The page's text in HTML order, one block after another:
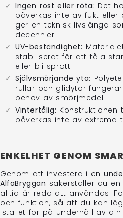
Ingen rost eller röta: Det
påverkas inte av fukt eller
ger en teknisk livslängd
decennier.
UV-beständighet:
stabiliserat för att tåla
eller bli sprött.
Självsmörjande yta:
rullar och glidytor
behov av smörjmedel.
Vintertålig:
påverkas inte av extrema
ENKELHET GENOM
Genom att investera i en
AlfaBryggan säkerställer du
alltid är redo att användas.
och funktion, så att du kan
istället för på underhåll av din